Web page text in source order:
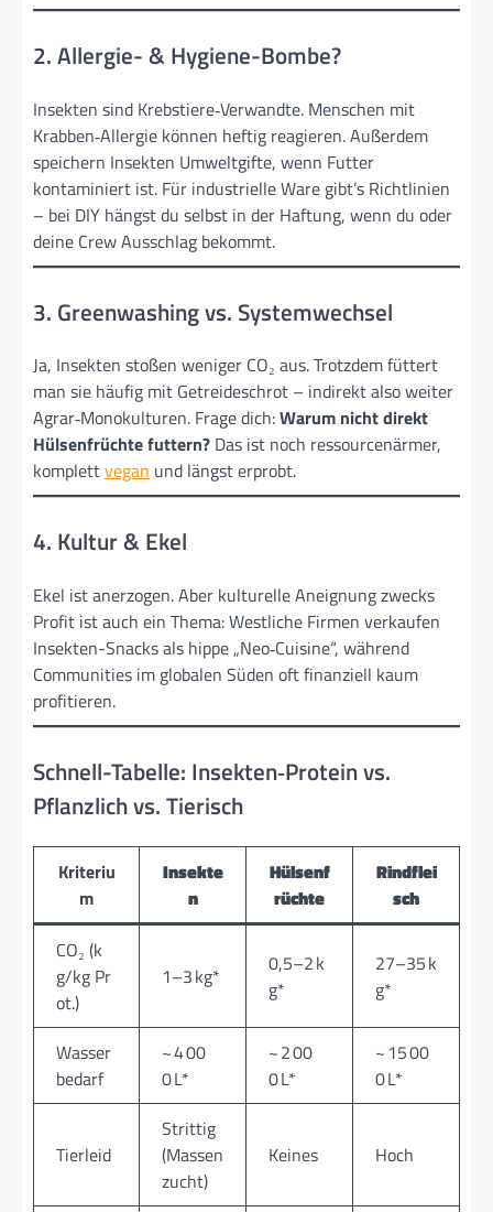
2. Allergie- & Hygiene-Bombe?
Insekten sind Krebs­tiere‑Verwandte. Menschen mit
Krabben‑Allergie können heftig reagieren. Außerdem
speichern Insekten Umwelt­gifte, wenn Futter
kontaminiert ist. Für industrielle Ware gibt’s Richtlinien
– bei DIY hängst du selbst in der Haftung, wenn du oder
deine Crew Ausschlag bekommt.
3. Greenwashing vs. System­wechsel
Ja, Insekten stoßen weniger CO₂ aus. Trotzdem füttert
man sie häufig mit Getreide­schrot – indirekt also weiter
Agrar‑Monokulturen. Frage dich:Warum nicht direkt
Hülsenfrüchte futtern? Das ist noch ressourcen­ärmer,
komplettvegan und längst erprobt.
4. Kultur & Ekel
Ekel ist anerzogen. Aber kulturelle Aneignung zwecks
Profit ist auch ein Thema: Westliche Firmen verkaufen
Insekten-Snacks als hippe „Neo‑Cuisine“, während
Communities im globalen Süden oft finanziell kaum
profitieren.
Schnell-Tabelle: Insekten‑Protein vs.
Pflanzlich vs. Tierisch
Kriteriu
m
Insekte
n
Hülsenf
rüchte
Rindflei
sch
CO₂ (k
g/kg Pr
ot.)
1–3 kg*
0,5–2 k
g*
27–35 k
g*
Wasser
bedarf
~ 4 00
0 L*
~ 2 00
0 L*
~ 15 00
0 L*
Tierleid
Strittig
(Massen
zucht)
Keines Hoch